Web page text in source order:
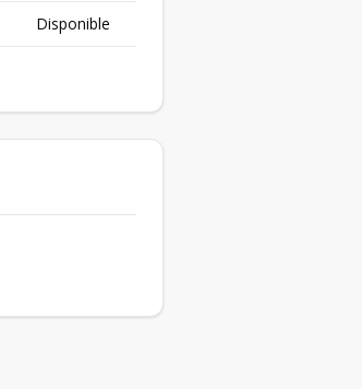
Disponible
Vendido